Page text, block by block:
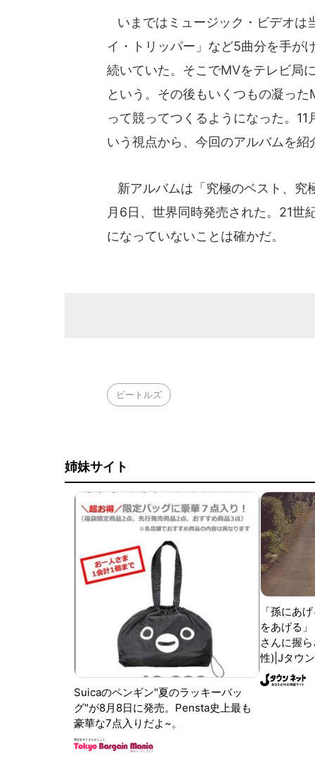
いまではミュージック・ビデオは
イ・トリッパー」など5曲分を手が
続いていた。そこでMVをテレビ局
という。その後もいくつもの凝っ
って競ってつくるようになった。
いう視点から、今回のアルバムを紹
新アルバムは「究極のベスト、究
月6日、世界同時発売された。21世
になっていないことは確かだ。
ビートルズ
姉妹サイト
Suicaのペンギン"夏のラッキーバッ
グ"が8月8日に発売。Pensta史上最も
豪華な7点入りだよ~。
「孫にあ
をあげる
さんに握
性)|Jタウ